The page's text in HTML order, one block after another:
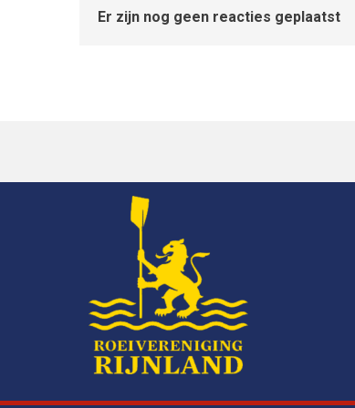
Er zijn nog geen reacties geplaatst